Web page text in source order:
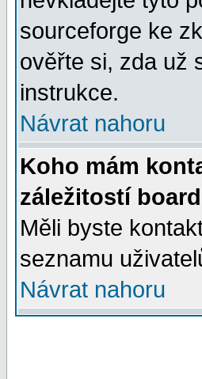
sourceforge ke
ověřte si, zda už
instrukce.
Návrat nahoru
Koho mám
záležitostí
Měli byste
seznamu
Návrat nahoru